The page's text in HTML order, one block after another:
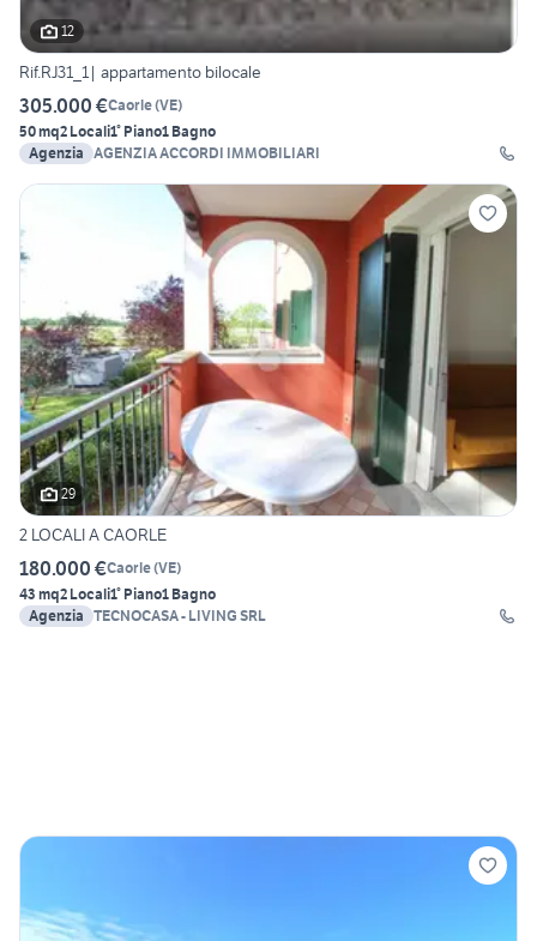
12
Rif.RJ31_1| appartamento bilocale
305.000 €Caorle(VE)
50 mq2 Locali1° Piano1 Bagno
Agenzia AGENZIA ACCORDI IMMOBILIARI
29
2 LOCALI A CAORLE
180.000 €Caorle(VE)
43 mq2 Locali1° Piano1 Bagno
Agenzia
TECNOCASA - LIVING SRL